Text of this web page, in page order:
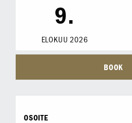
9.
ELOKUU 2026
BOOK
OSOITE